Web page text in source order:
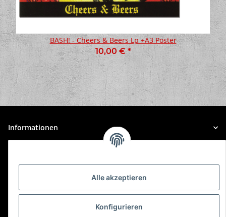
BASH! - Cheers & Beers Lp +A3 Poster
10,00 €*
Informationen
Alle akzeptieren
Konfigurieren